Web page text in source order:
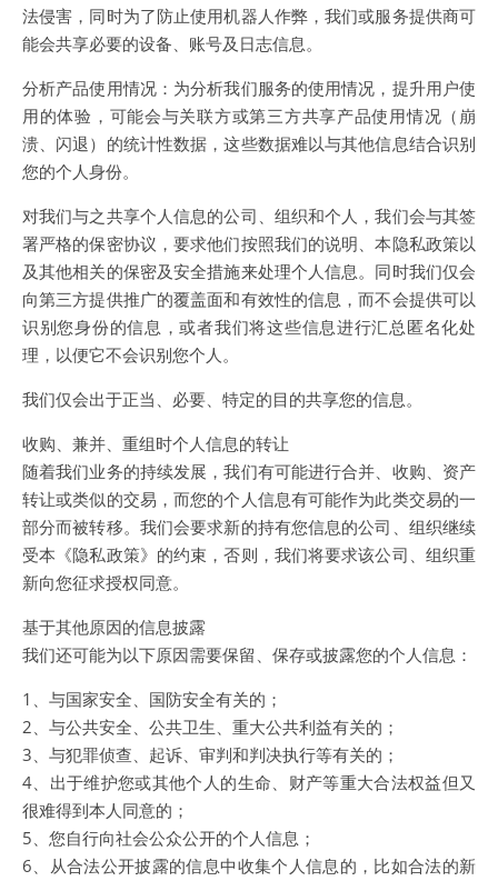
法侵害，同时为了防止使用机器人作弊，我们或服务提供商可
能会共享必要的设备、账号及日志信息。
分析产品使用情况：为分析我们服务的使用情况，提升用户使
用的体验，可能会与关联方或第三方共享产品使用情况（崩
溃、闪退）的统计性数据，这些数据难以与其他信息结合识别
您的个人身份。
对我们与之共享个人信息的公司、组织和个人，我们会与其签
署严格的保密协议，要求他们按照我们的说明、本隐私政策以
及其他相关的保密及安全措施来处理个人信息。同时我们仅会
向第三方提供推广的覆盖面和有效性的信息，而不会提供可以
识别您身份的信息，或者我们将这些信息进行汇总匿名化处
理，以便它不会识别您个人。
我们仅会出于正当、必要、特定的目的共享您的信息。
收购、兼并、重组时个人信息的转让
随着我们业务的持续发展，我们有可能进行合并、收购、资产
转让或类似的交易，而您的个人信息有可能作为此类交易的一
部分而被转移。我们会要求新的持有您信息的公司、组织继续
受本《隐私政策》的约束，否则，我们将要求该公司、组织重
新向您征求授权同意。
基于其他原因的信息披露
我们还可能为以下原因需要保留、保存或披露您的个人信息：
1、与国家安全、国防安全有关的；
2、与公共安全、公共卫生、重大公共利益有关的；
3、与犯罪侦查、起诉、审判和判决执行等有关的；
4、出于维护您或其他个人的生命、财产等重大合法权益但又
很难得到本人同意的；
5、您自行向社会公众公开的个人信息；
6、从合法公开披露的信息中收集个人信息的，比如合法的新